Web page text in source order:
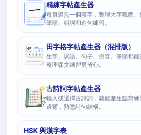
精練字帖產生器
每頁聚焦一個漢字，整理大字觀察、
筆順、組詞和造句練習。
田字格字帖產生器（混排版）
生字、詞語、句子、拼音、筆順都能
整理課文練習更省心。
古詩詞字帖產生器
輸入或選擇古詩詞，就能產生臨寫
邊背，熟悉詩句結構。
HSK 與漢字表